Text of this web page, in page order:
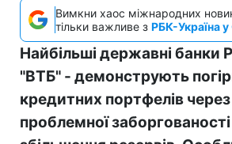
Вимкни хаос міжнародних
тільки важливе з РБК-Україна
Найбільші державні банки
"ВТБ" - демонструють
кредитних портфелів
проблемної